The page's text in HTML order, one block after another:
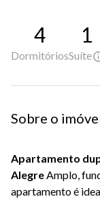
4
Dormitórios
1
Suíte
Sobre o
Apartamento
AlegreAmplo,
apartamento é